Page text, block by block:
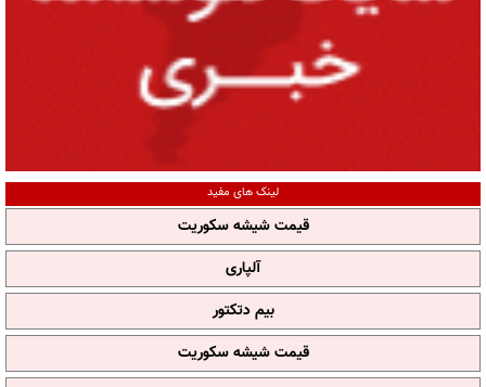
لینک های مفید
قیمت شیشه سکوریت
آلپاری
بیم دتکتور
قیمت شیشه سکوریت